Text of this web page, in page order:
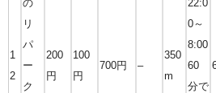
1
2
の
リ
パ
ー
ク
200
円
100
円
700円 –
350
m
22:0
0～
8:00
60
分で